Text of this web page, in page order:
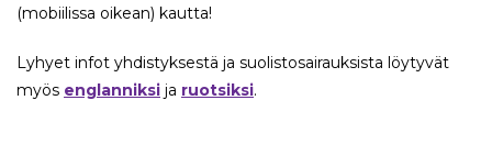
(mobiilissa oikean) kautta!
Lyhyet infot yhdistyksestä ja suolistosairauksista löytyvät
myös englanniksi ja ruotsiksi.